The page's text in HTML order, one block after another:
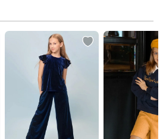
идеально подходят мини-шорты для
7235033) и юбка-трапеция для
7235044).